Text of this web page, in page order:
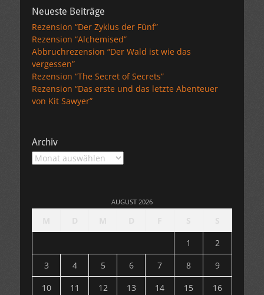
Neueste Beiträge
Rezension “Der Zyklus der Fünf”
Rezension “Alchemised”
Abbruchrezension “Der Wald ist wie das
vergessen”
Rezension “The Secret of Secrets”
Rezension “Das erste und das letzte Abenteuer
von Kit Sawyer”
Archiv
Archiv
AUGUST 2026
1
2
3
4 5 6 7 8
9
10
11 12 13 14 15 16